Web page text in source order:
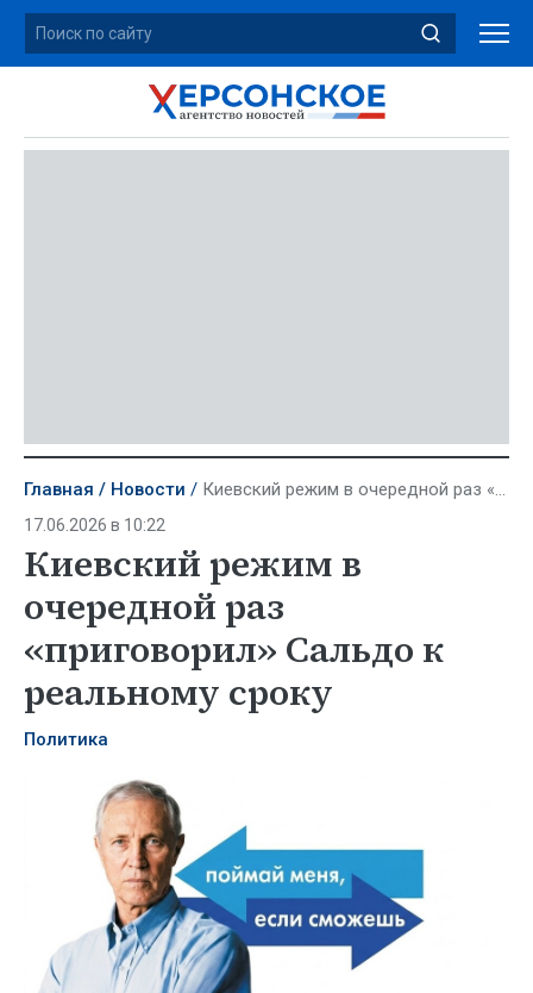
Главная Новости Киевский режим в очередной раз «приговорил» Сальдо к реальному сроку
17.06.2026 в 10:22
Киевский режим в
очередной раз
«приговорил» Сальдо к
реальному сроку
Политика